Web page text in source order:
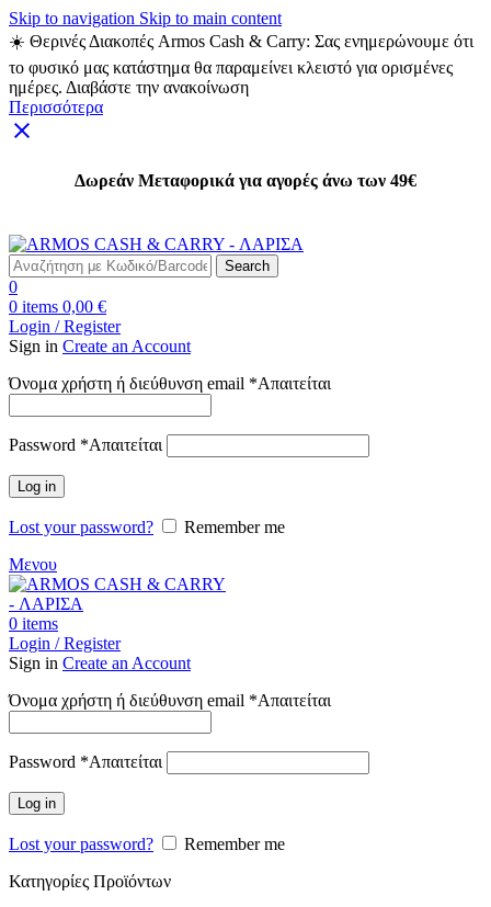
Skip to navigation Skip to main content
☀️ Θερινές Διακοπές Armos Cash & Carry: Σας ενημερώνουμε ότι
το φυσικό μας κατάστημα θα παραμείνει κλειστό για ορισμένες
ημέρες. Διαβάστε την ανακοίνωση
Περισσότερα
Δωρεάν Μεταφορικά για αγορές άνω των 49€
Search
0
0 items 0,00 €
Login / Register
Sign in Create an Account
Όνομα χρήστη ή διεύθυνση email *Απαιτείται
Password *Απαιτείται
Log in
Lost your password?
Remember me
Μενου
0 items
Login / Register
Sign in Create an Account
Όνομα χρήστη ή διεύθυνση email *Απαιτείται
Password *Απαιτείται
Log in
Lost your password?
Remember me
Κατηγορίες Προϊόντων